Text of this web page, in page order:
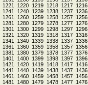
1216
1217
1218
1219
1220
1221
1236
1237
1238
1239
1240
1241
1256
1257
1258
1259
1260
1261
1276
1277
1278
1279
1280
1281
1296
1297
1298
1299
1300
1301
1316
1317
1318
1319
1320
1321
1336
1337
1338
1339
1340
1341
1356
1357
1358
1359
1360
1361
1376
1377
1378
1379
1380
1381
1396
1397
1398
1399
1400
1401
1416
1417
1418
1419
1420
1421
1436
1437
1438
1439
1440
1441
1456
1457
1458
1459
1460
1461
1476
1477
1478
1479
1480
1481